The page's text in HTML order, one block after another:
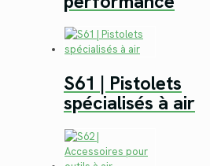
S61 | Pistolets
spécialisés à air